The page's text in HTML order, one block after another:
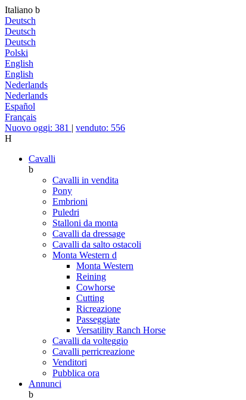
Italiano b
Deutsch
Deutsch
Deutsch
Polski
English
English
Nederlands
Nederlands
Español
Français
Nuovo oggi: 381 | venduto: 556
H
Cavalli
b
Cavalli in vendita
Pony
Embrioni
Puledri
Stalloni da monta
Cavalli da dressage
Cavalli da salto ostacoli
Monta Western d
Monta Western
Reining
Cowhorse
Cutting
Ricreazione
Passeggiate
Versatility Ranch Horse
Cavalli da volteggio
Cavalli perricreazione
Venditori
Pubblica ora
Annunci
b